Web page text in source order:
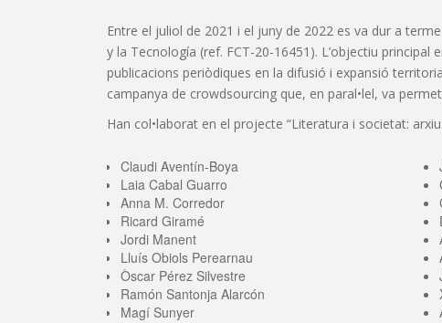
Entre el juliol de 2021 i el juny de 2022 es va dur a
y la Tecnología (ref. FCT-20-16451). L’objectiu
publicacions periòdiques en la difusió i expansió
campanya de crowdsourcing que, en paral•lel, va
Han col•laborat en el projecte “Literatura i societat:
Claudi Aventín-Boya
Laia Cabal Guarro
Anna M. Corredor
Ricard Giramé
Jordi Manent
Lluís Obiols Perearnau
Òscar Pérez Silvestre
Ramón Santonja Alarcón
Magí Sunyer